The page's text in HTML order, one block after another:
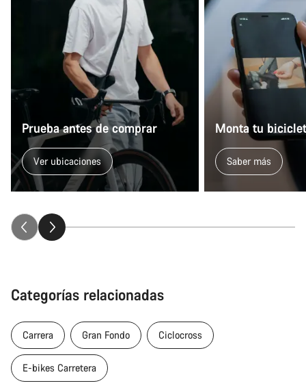
Prueba antes de comprar
Ver ubicaciones
Monta tu
Saber más
Categorías relacionadas
Carrera Gran Fondo Ciclocross
E-bikes Carretera